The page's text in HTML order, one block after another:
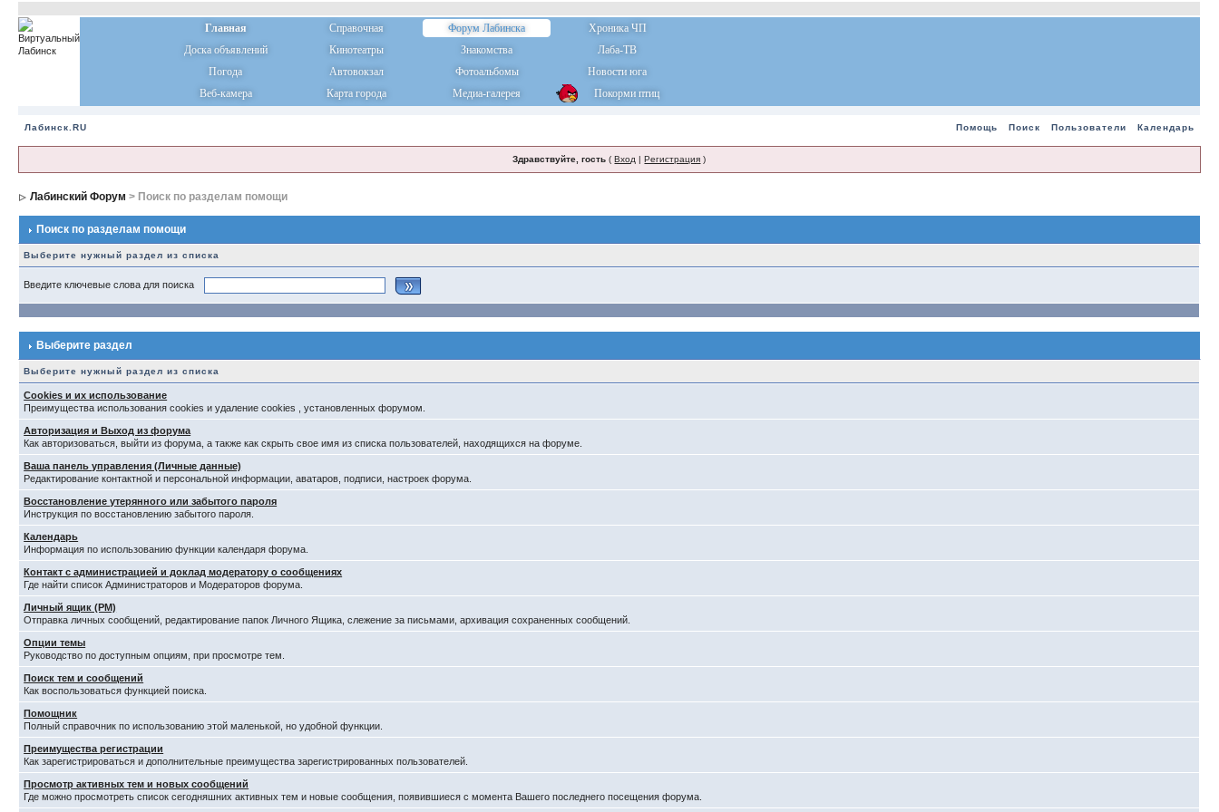
Главная Справочная Форум Лабинска
Хроника ЧП
Доска объявлений
Кинотеатры Знакомства
Лаба-ТВ
Погода
Автовокзал Фотоальбомы
Новости юга
Веб-камера
Карта города Медиа-галерея Покорми птиц
Лабинск.RU Помощь Поиск Пользователи Календарь
Здравствуйте, гость (Вход |Регистрация )
Лабинский Форум > Поиск по разделам помощи
Поиск по разделам помощи
Выберите нужный раздел из списка
Введите ключевые слова для поиска
Выберите раздел
Выберите нужный раздел из списка
Cookies и их использование
Преимущества использования cookies и удаление cookies , установленных форумом.
Авторизация и Выход из форума
Как авторизоваться, выйти из форума, а также как скрыть свое имя из списка пользователей, находящихся на форуме.
Ваша панель управления (Личные данные)
Редактирование контактной и персональной информации, аватаров, подписи, настроек форума.
Восстановление утерянного или забытого пароля
Инструкция по восстановлению забытого пароля.
Календарь
Информация по использованию функции календаря форума.
Контакт с администрацией и доклад модератору о сообщениях
Где найти список Администраторов и Модераторов форума.
Личный ящик (PM)
Отправка личных сообщений, редактирование папок Личного Ящика, слежение за письмами, архивация сохраненных сообщений.
Опции темы
Руководство по доступным опциям, при просмотре тем.
Поиск тем и сообщений
Как воспользоваться функцией поиска.
Помощник
Полный справочник по использованию этой маленькой, но удобной функции.
Преимущества регистрации
Как зарегистрироваться и дополнительные преимущества зарегистрированных пользователей.
Просмотр активных тем и новых сообщений
Где можно просмотреть список сегодняшних активных тем и новые сообщения, появившиеся с момента Вашего последнего посещения форума.